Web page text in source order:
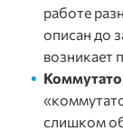
работе
описан до
возникает
слишком